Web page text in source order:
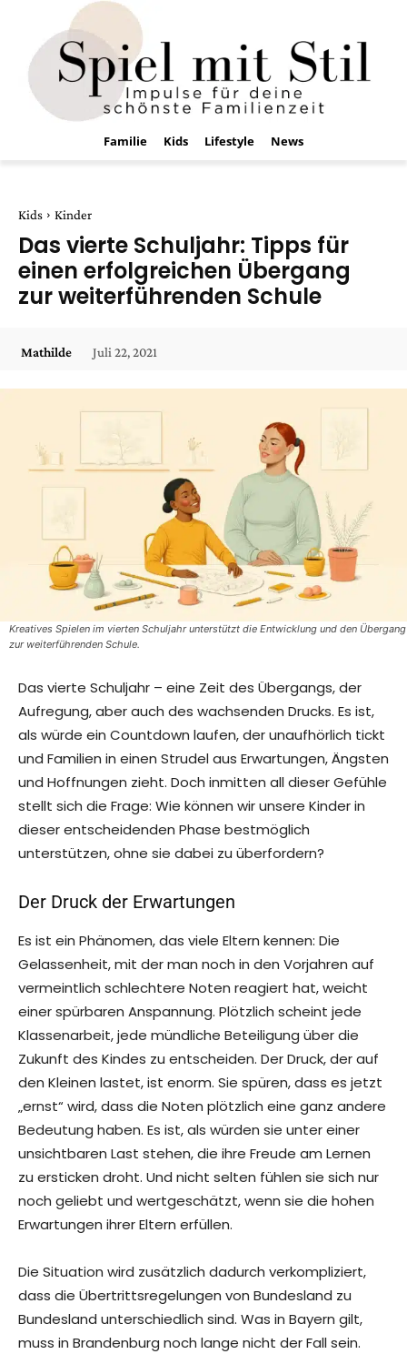
Familie Kids Lifestyle News
Kids Kinder
Das vierte Schuljahr: Tipps für
einen erfolgreichen Übergang
zur weiterführenden Schule
Mathilde Juli 22, 2021
Kreatives Spielen im vierten Schuljahr unterstützt die Entwicklung und den Übergang
zur weiterführenden Schule.
Das vierte Schuljahr – eine Zeit des Übergangs, der
Aufregung, aber auch des wachsenden Drucks. Es ist,
als würde ein Countdown laufen, der unaufhörlich tickt
und Familien in einen Strudel aus Erwartungen, Ängsten
und Hoffnungen zieht. Doch inmitten all dieser Gefühle
stellt sich die Frage: Wie können wir unsere Kinder in
dieser entscheidenden Phase bestmöglich
unterstützen, ohne sie dabei zu überfordern?
Der Druck der Erwartungen
Es ist ein Phänomen, das viele Eltern kennen: Die
Gelassenheit, mit der man noch in den Vorjahren auf
vermeintlich schlechtere Noten reagiert hat, weicht
einer spürbaren Anspannung. Plötzlich scheint jede
Klassenarbeit, jede mündliche Beteiligung über die
Zukunft des Kindes zu entscheiden. Der Druck, der auf
den Kleinen lastet, ist enorm. Sie spüren, dass es jetzt
„ernst“ wird, dass die Noten plötzlich eine ganz andere
Bedeutung haben. Es ist, als würden sie unter einer
unsichtbaren Last stehen, die ihre Freude am Lernen
zu ersticken droht. Und nicht selten fühlen sie sich nur
noch geliebt und wertgeschätzt, wenn sie die hohen
Erwartungen ihrer Eltern erfüllen.
Die Situation wird zusätzlich dadurch verkompliziert,
dass die Übertrittsregelungen von Bundesland zu
Bundesland unterschiedlich sind. Was in Bayern gilt,
muss in Brandenburg noch lange nicht der Fall sein.